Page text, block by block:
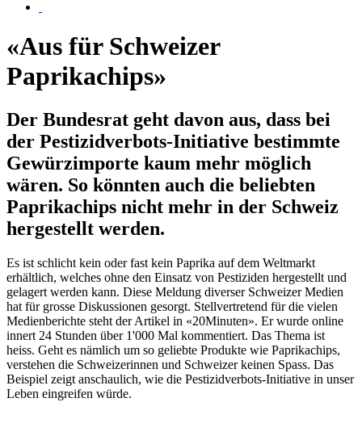
«Aus für Schweizer
Paprikachips»
Der Bundesrat geht davon aus, dass bei
der Pestizidverbots-Initiative bestimmte
Gewürzimporte kaum mehr möglich
wären. So könnten auch die beliebten
Paprikachips nicht mehr in der Schweiz
hergestellt werden.
Es ist schlicht kein oder fast kein Paprika auf dem Weltmarkt
erhältlich, welches ohne den Einsatz von Pestiziden hergestellt und
gelagert werden kann. Diese Meldung diverser Schweizer Medien
hat für grosse Diskussionen gesorgt. Stellvertretend für die vielen
Medienberichte steht der Artikel in «20Minuten». Er wurde online
innert 24 Stunden über 1'000 Mal kommentiert. Das Thema ist
heiss. Geht es nämlich um so geliebte Produkte wie Paprikachips,
verstehen die Schweizerinnen und Schweizer keinen Spass. Das
Beispiel zeigt anschaulich, wie die Pestizidverbots-Initiative in unser
Leben eingreifen würde.